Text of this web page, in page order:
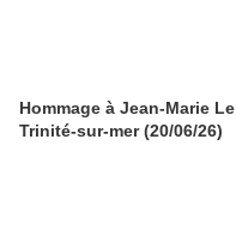
Hommage à Jean-Marie
Trinité-sur-mer (20/06/26)